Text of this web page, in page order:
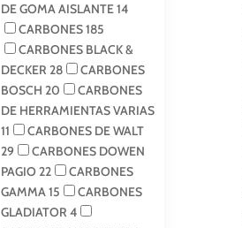
DE GOMA AISLANTE14
CARBONES185
CARBONES BLACK &
DECKER28
CARBONES
BOSCH20
CARBONES
DE HERRAMIENTAS VARIAS
11
CARBONES DE WALT
29
CARBONES DOWEN
PAGIO22
CARBONES
GAMMA15
CARBONES
GLADIATOR4